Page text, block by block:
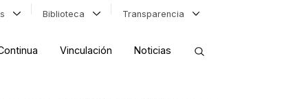
Biblioteca Transparencia
Vinculación Noticias